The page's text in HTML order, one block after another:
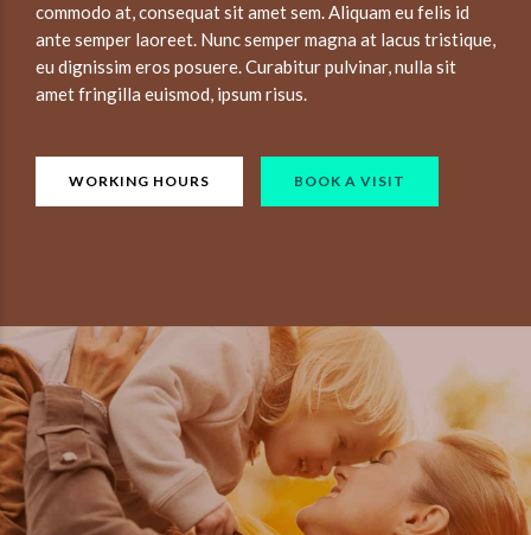
commodo at, consequat sit amet sem. Aliquam eu felis id
ante semper laoreet. Nunc semper magna at lacus tristique,
eu dignissim eros posuere. Curabitur pulvinar, nulla sit
amet fringilla euismod, ipsum risus.
WORKING HOURS BOOK A VISIT